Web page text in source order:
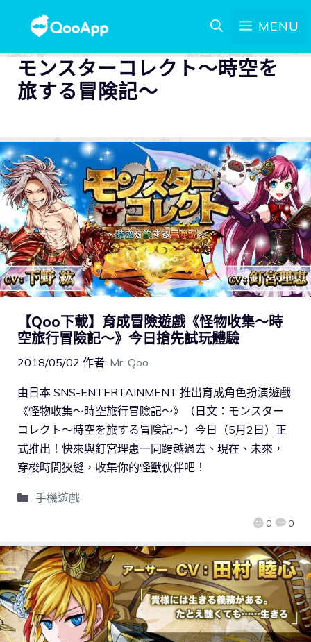
MENU
モンスターコレクト～時空を
旅する冒険記～
【Qoo下載】育成冒險遊戲《怪物收集～時
空旅行冒險記～》今日搶先試玩體驗
2018/05/02 作者: Mr. Qoo
0 0
由日本 SNS-ENTERTAINMENT 推出育成角色扮演遊戲
《怪物收集～時空旅行冒險記～》（日文：モンスター
コレクト～時空を旅する冒険記～）今日（5月2日）正
式推出！快來與釘宮理惠一同跨越過去、現在、未來，
穿梭時間狹縫，收集你的怪獸伙伴吧！
手機遊戲